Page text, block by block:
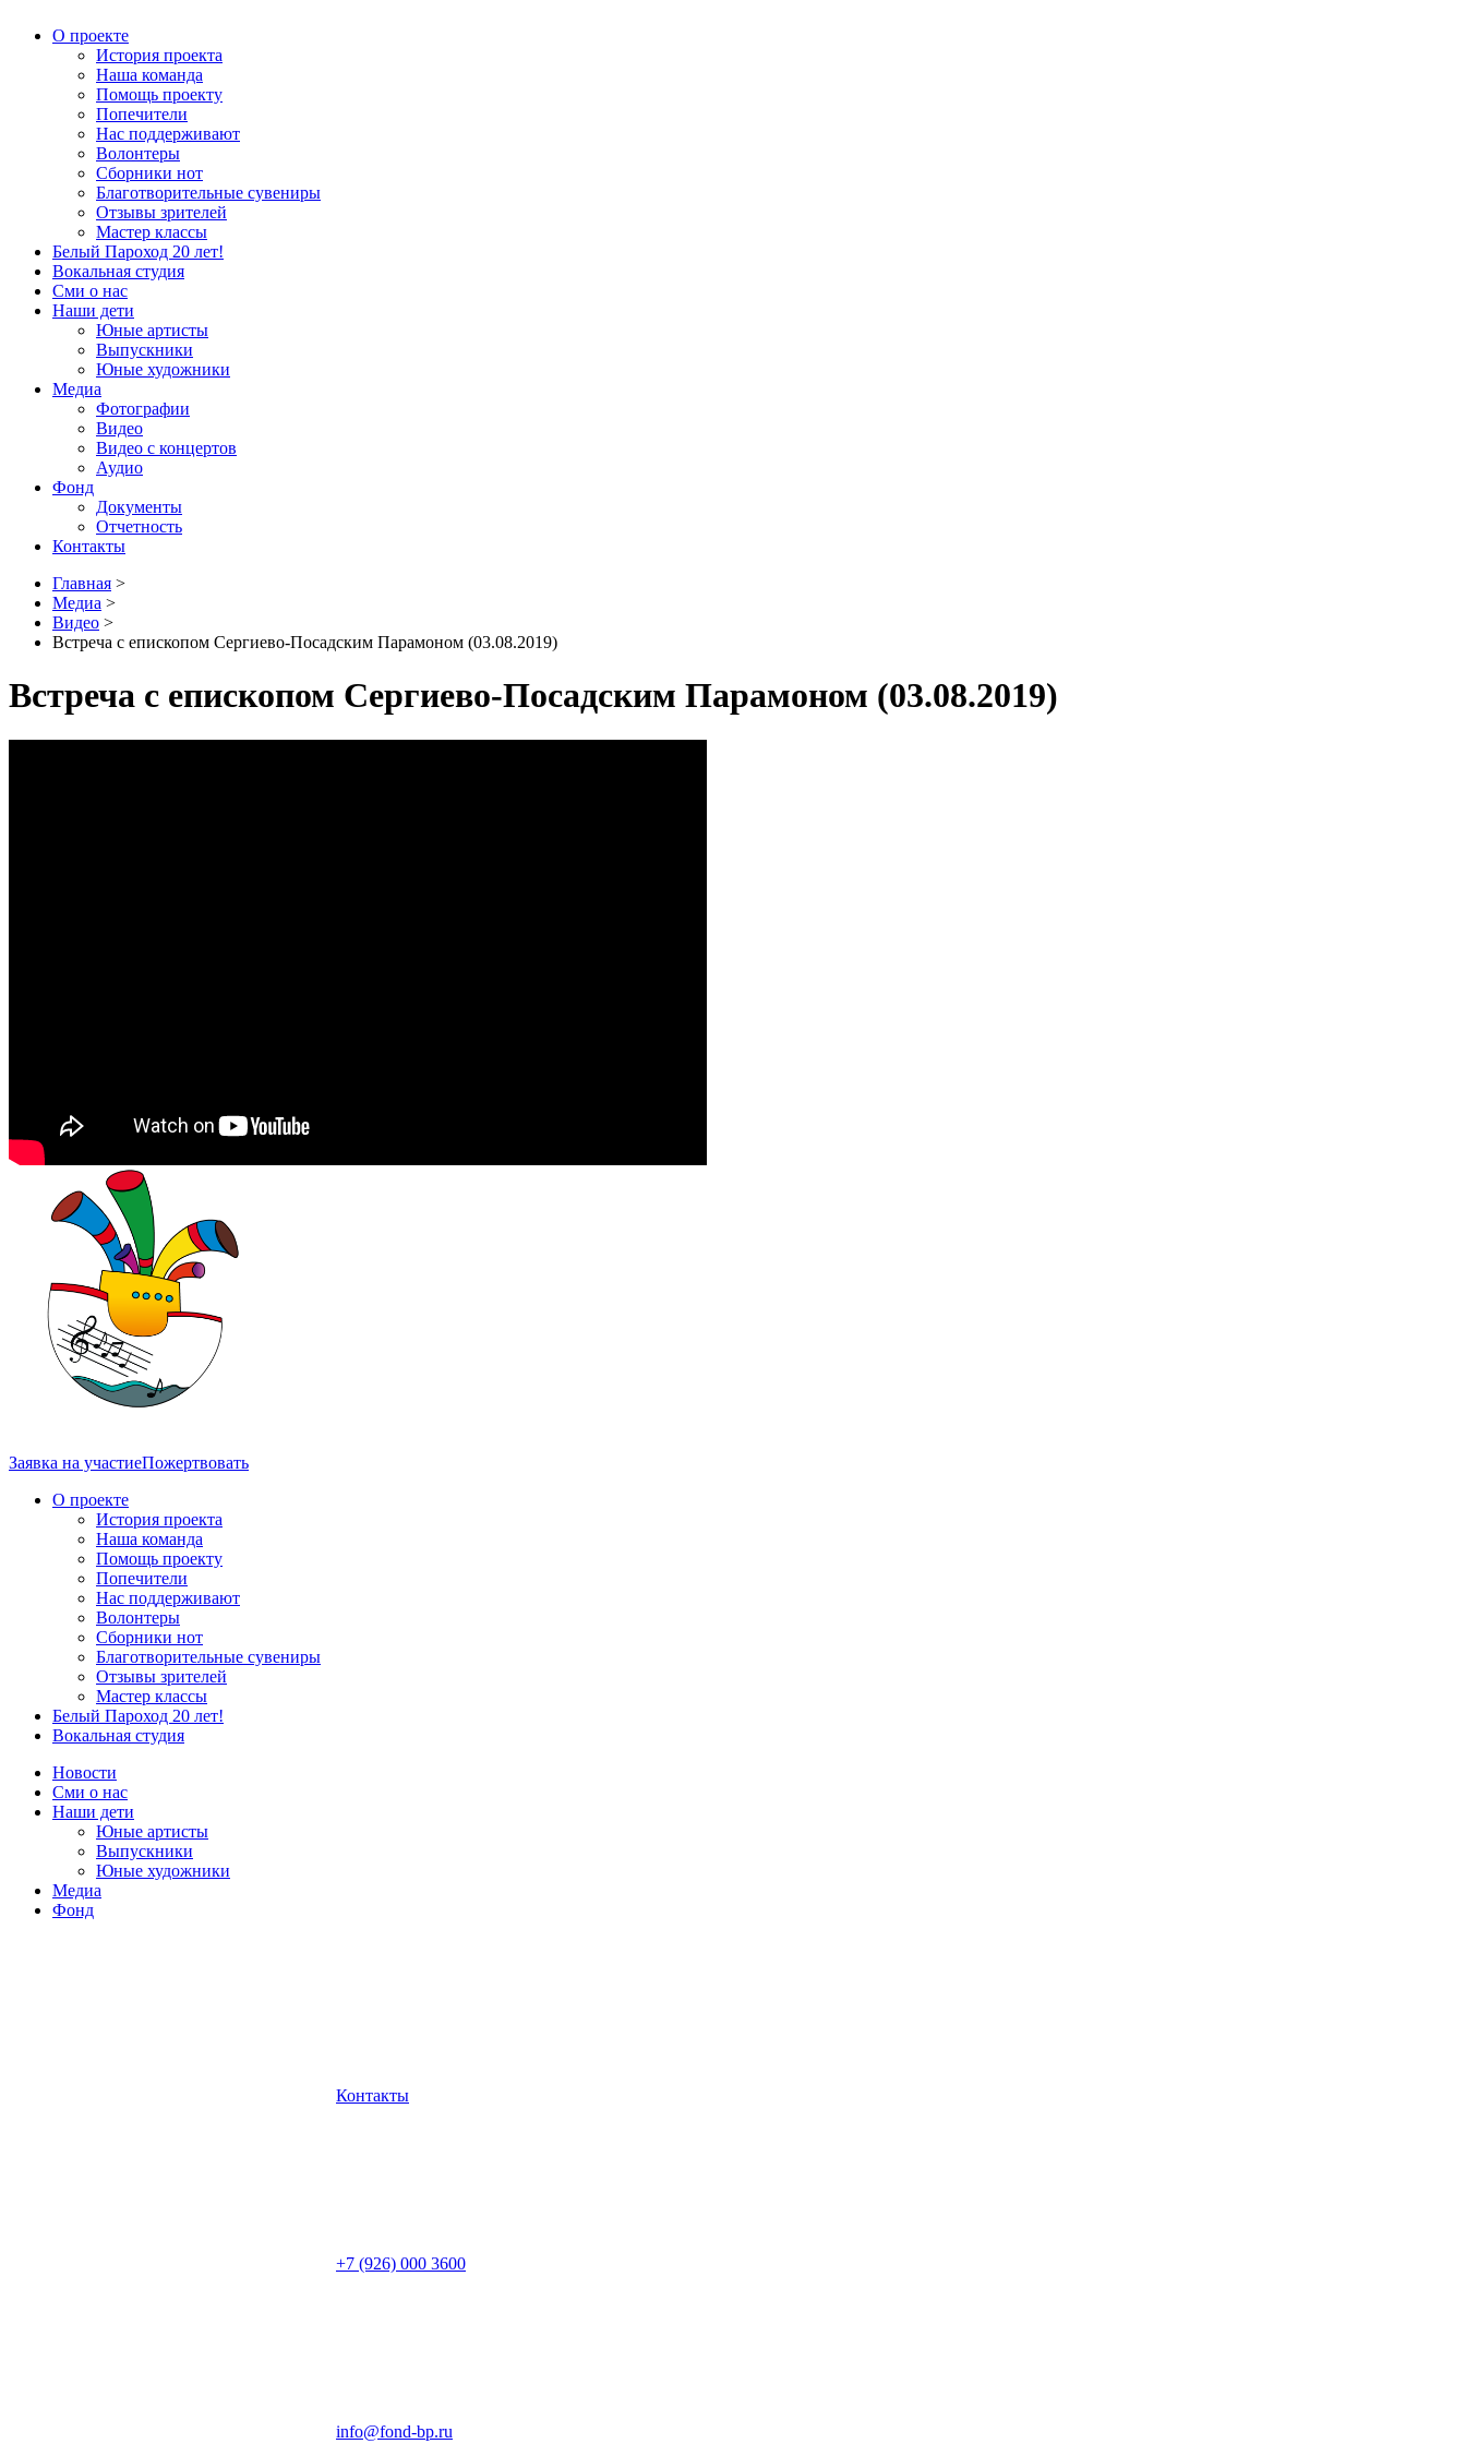
О проекте
История проекта
Наша команда
Помощь проекту
Попечители
Нас поддерживают
Волонтеры
Сборники нот
Благотворительные сувениры
Отзывы зрителей
Мастер классы
Белый Пароход 20 лет!
Вокальная студия
Сми о нас
Наши дети
Юные артисты
Выпускники
Юные художники
Медиа
Фотографии
Видео
Видео с концертов
Аудио
Фонд
Документы
Отчетность
Контакты
Главная >
Медиа >
Видео >
Встреча с епископом Сергиево-Посадским Парамоном (03.08.2019)
Встреча с епископом Сергиево-Посадским Парамоном (03.08.2019)
Заявка на участиеПожертвовать
О проекте
История проекта
Наша команда
Помощь проекту
Попечители
Нас поддерживают
Волонтеры
Сборники нот
Благотворительные сувениры
Отзывы зрителей
Мастер классы
Белый Пароход 20 лет!
Вокальная студия
Новости
Сми о нас
Наши дети
Юные артисты
Выпускники
Юные художники
Медиа
Фонд
Контакты
+7 (926) 000 3600
info@fond-bp.ru